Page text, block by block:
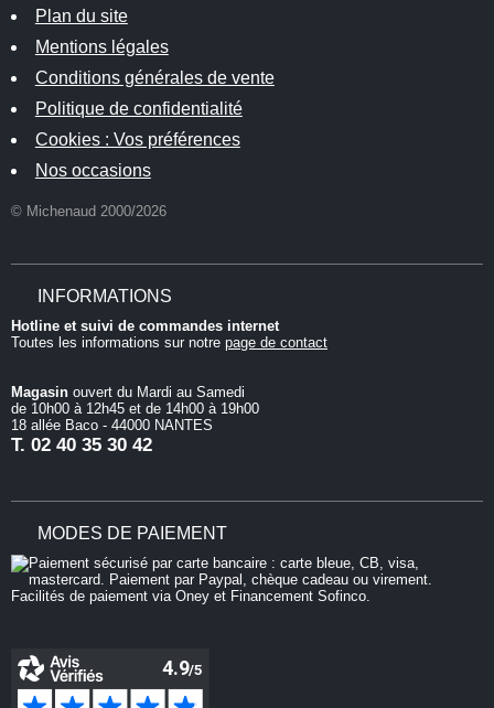
Plan du site
Mentions légales
Conditions générales de vente
Politique de confidentialité
Cookies : Vos préférences
Nos occasions
© Michenaud 2000/2026
INFORMATIONS
Hotline et suivi de commandes internet
Toutes les informations sur notre page de contact
Magasin ouvert du Mardi au Samedi
de 10h00 à 12h45 et de 14h00 à 19h00
18 allée Baco - 44000 NANTES
T. 02 40 35 30 42
MODES DE PAIEMENT